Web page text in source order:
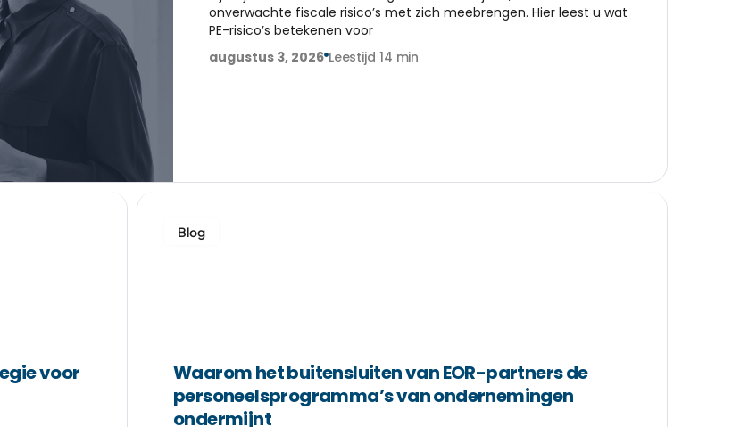
onverwachte fiscale risico’s met zich meebrengen. Hier leest u wat
PE-risico’s betekenen voor
augustus 3, 2026 Leestijd 14 min
voor
Blog
Waarom het buitensluiten van EOR-partners de
personeelsprogramma’s van ondernemingen
ondermijnt